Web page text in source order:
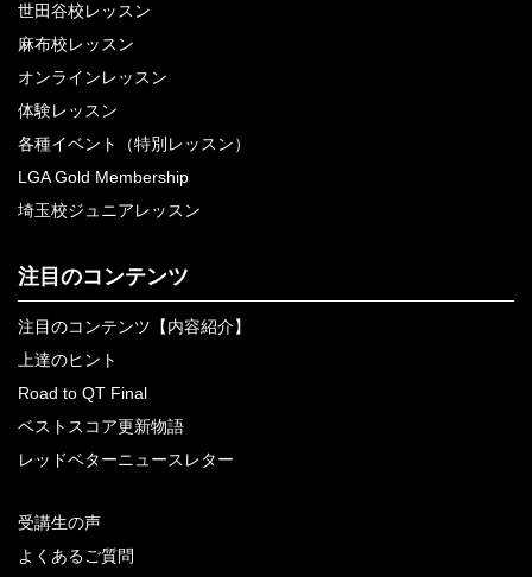
世田谷校レッスン
麻布校レッスン
オンラインレッスン
体験レッスン
各種イベント（特別レッスン）
LGA Gold Membership
埼玉校ジュニアレッスン
注目のコンテンツ
注目のコンテンツ【内容紹介】
上達のヒント
Road to QT Final
ベストスコア更新物語
レッドベターニュースレター
受講生の声
よくあるご質問